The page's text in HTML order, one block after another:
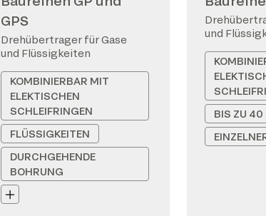
GPS
Drehübertrager für Gase
und Flüssigkeiten
KOMBINIERBAR MIT
ELEKTISCHEN
SCHLEIFRINGEN
FLÜSSIGKEITEN
DURCHGEHENDE
BOHRUNG
und
BIS ZU 40